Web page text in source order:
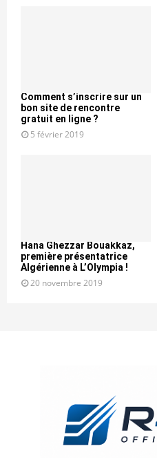
Comment s’inscrire sur un
bon site de rencontre
gratuit en ligne ?
5 février 2019
Hana Ghezzar Bouakkaz,
première présentatrice
Algérienne à L’Olympia !
20 novembre 2019